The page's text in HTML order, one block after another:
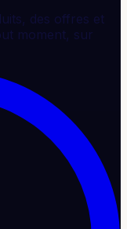
des offres et
moment, sur